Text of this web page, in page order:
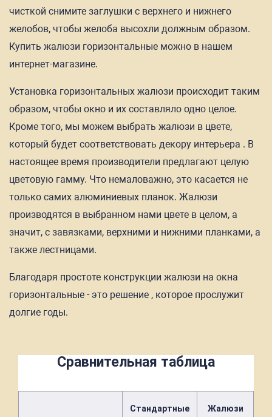
чисткой снимите заглушки с верхнего и нижнего
желобов, чтобы желоба высохли должным образом.
Купить жалюзи горизонтальные можно в нашем
интернет-магазине.
Установка горизонтальных жалюзи происходит таким
образом, чтобы окно и их составляло одно целое.
Кроме того, мы можем выбрать жалюзи в цвете,
который будет соответствовать декору интерьера . В
настоящее время производители предлагают целую
цветовую гамму. Что немаловажно, это касается не
только самих алюминиевых планок. Жалюзи
производятся в выбранном нами цвете в целом, а
значит, с завязками, верхними и нижними планками, а
также лестницами.
Благодаря простоте конструкции жалюзи на окна
горизонтальные - это решение , которое прослужит
долгие годы.
Сравнительная таблица
Стандартные
Жалюзи